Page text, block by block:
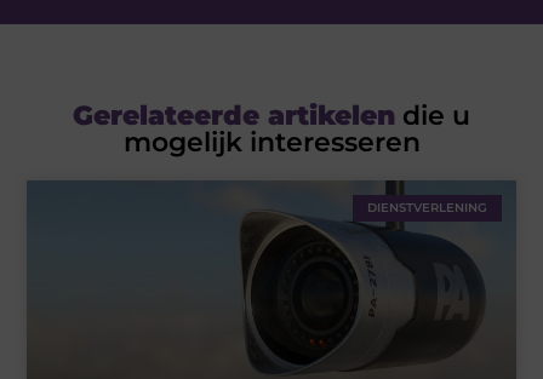
Gerelateerde artikelen die u
mogelijk interesseren
DIENSTVERLENING